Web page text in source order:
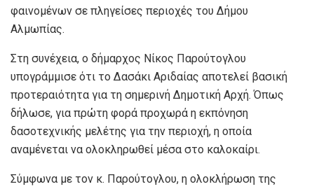
φαινομένων σε πληγείσες περιοχές του Δήμου
Αλμωπίας.
Στη συνέχεια, ο δήμαρχος Νίκος Παρούτογλου
υπογράμμισε ότι το Δασάκι Αριδαίας αποτελεί βασική
προτεραιότητα για τη σημερινή Δημοτική Αρχή. Όπως
δήλωσε, για πρώτη φορά προχωρά η εκπόνηση
δασοτεχνικής μελέτης για την περιοχή, η οποία
αναμένεται να ολοκληρωθεί μέσα στο καλοκαίρι.
Σύμφωνα με τον κ. Παρούτογλου, η ολοκλήρωση της